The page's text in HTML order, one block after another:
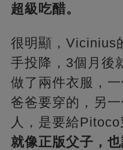
超級吃醋。
很明顯，Vicinius
手投降，3個月後
做了兩件衣服，
爸爸要穿的，另
人，是要給Pitoco
就像正版父子，